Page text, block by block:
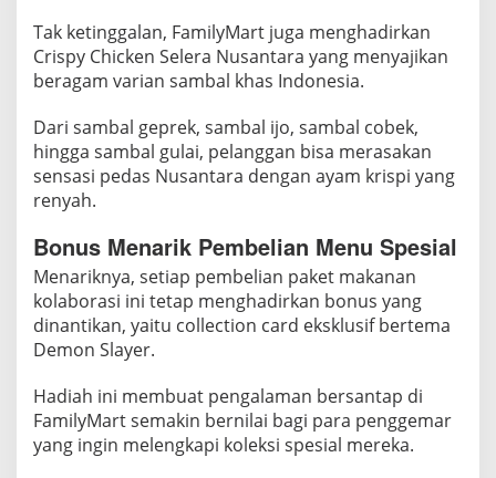
Tak ketinggalan, FamilyMart juga menghadirkan
Crispy Chicken Selera Nusantara yang menyajikan
beragam varian sambal khas Indonesia.
Dari sambal geprek, sambal ijo, sambal cobek,
hingga sambal gulai, pelanggan bisa merasakan
sensasi pedas Nusantara dengan ayam krispi yang
renyah.
Bonus Menarik Pembelian Menu Spesial
Menariknya, setiap pembelian paket makanan
kolaborasi ini tetap menghadirkan bonus yang
dinantikan, yaitu collection card eksklusif bertema
Demon Slayer.
Hadiah ini membuat pengalaman bersantap di
FamilyMart semakin bernilai bagi para penggemar
yang ingin melengkapi koleksi spesial mereka.